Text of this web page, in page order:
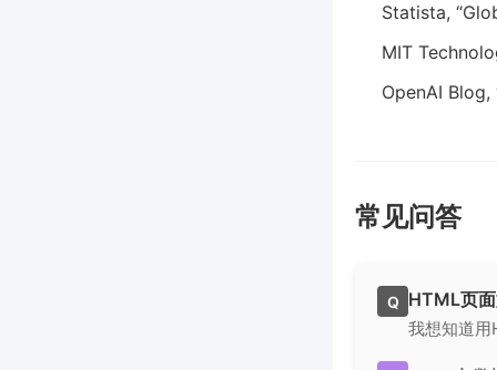
Statista,
MIT
OpenAI
常见问答
Q HTML页
我想知道用